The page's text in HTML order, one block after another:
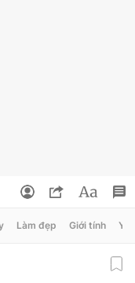
Làm đẹp Giới tính Y